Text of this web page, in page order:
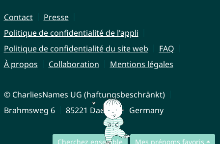
Cherchez ensemble Mes prénoms favoris
Contact
Presse
Politique de confidentialité de l'appli
Politique de confidentialité du site web
FAQ
À propos
Collaboration Mentions légales
© CharliesNames UG (haftungsbeschränkt)
Brahmsweg 6
85221 Dachau Germany